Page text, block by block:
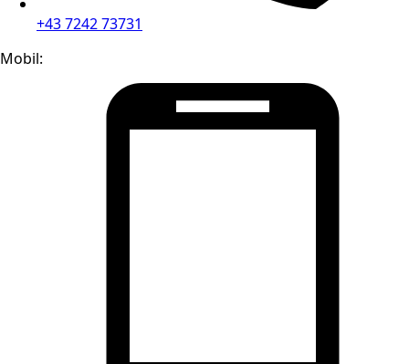
+43 7242 73731
Mobil: